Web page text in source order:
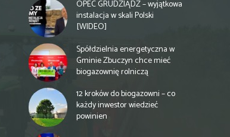
OPEC GRUDZIĄDZ – wyjątkowa
instalacja w skali Polski
[WIDEO]
Spółdzielnia energetyczna w
Gminie Zbuczyn chce mieć
biogazownię rolniczą
12 kroków do biogazowni – co
każdy inwestor wiedzieć
powinien